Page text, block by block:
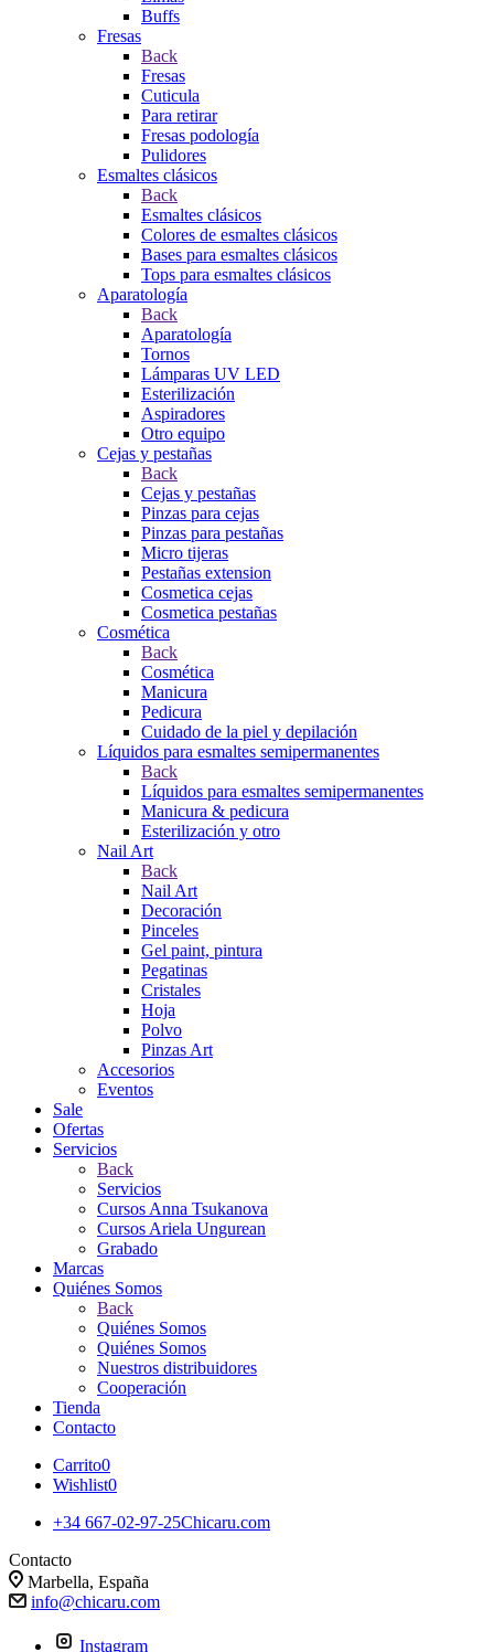
Buffs
Fresas
Back
Fresas
Cuticula
Para retirar
Fresas podología
Pulidores
Esmaltes clásicos
Back
Esmaltes clásicos
Colores de esmaltes clásicos
Bases para esmaltes clásicos
Tops para esmaltes clásicos
Aparatología
Back
Aparatología
Tornos
Lámparas UV LED
Esterilización
Aspiradores
Otro equipo
Cejas y pestañas
Back
Cejas y pestañas
Pinzas para cejas
Pinzas para pestañas
Micro tijeras
Pestañas extension
Cosmetica cejas
Cosmetica pestañas
Cosmética
Back
Cosmética
Manicura
Pedicura
Cuidado de la piel y depilación
Líquidos para esmaltes semipermanentes
Back
Líquidos para esmaltes semipermanentes
Manicura & pedicura
Esterilización y otro
Nail Art
Back
Nail Art
Decoración
Pinceles
Gel paint, pintura
Pegatinas
Cristales
Hoja
Polvo
Pinzas Art
Accesorios
Eventos
Sale
Ofertas
Servicios
Back
Servicios
Cursos Anna Tsukanova
Cursos Ariela Ungurean
Grabado
Marcas
Quiénes Somos
Back
Quiénes Somos
Quiénes Somos
Nuestros distribuidores
Cooperación
Tienda
Contacto
Carrito0
Wishlist0
+34 667-02-97-25Chicaru.com
Contacto
Marbella, España
info@chicaru.com
Instagram